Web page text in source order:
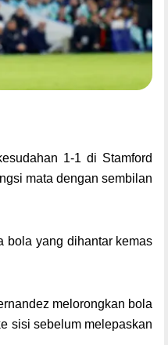
1-1 di Stamford
mata dengan sembilan
bola yang dihantar kemas
melorongkan bola
sisi sebelum melepaskan